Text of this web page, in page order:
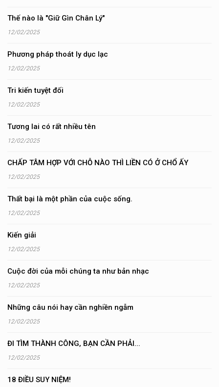
Thế nào là "Giữ Gìn Chân Lý"
12/02/2025
Phương pháp thoát ly dục lạc
12/02/2025
Tri kiến tuyệt đối
12/02/2025
Tương lai có rất nhiều tên
12/02/2025
CHẤP TÂM HỢP VỚI CHỖ NÀO THÌ LIỀN CÓ Ở CHỔ ẤY
12/02/2025
Thất bại là một phần của cuộc sống.
12/02/2025
Kiến giải
12/02/2025
Cuộc đời của mỗi chúng ta như bản nhạc
12/02/2025
Những câu nói hay cần nghiền ngẫm
12/02/2025
ĐI TÌM THÀNH CÔNG, BẠN CẦN PHẢI...
12/02/2025
18 ĐIỀU SUY NIỆM!